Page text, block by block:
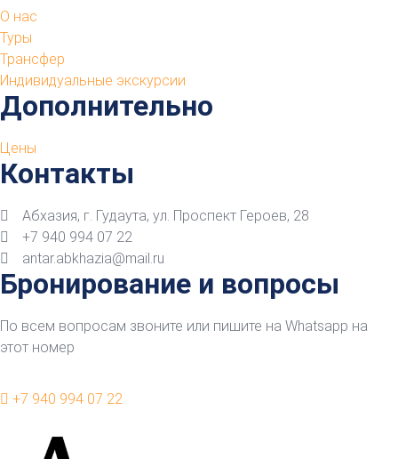
О нас
Туры
Трансфер
Индивидуальные экскурсии
Дополнительно
Цены
Контакты
Абхазия, г. Гудаута, ул. Проспект Героев, 28
+7 940 994 07 22
antar.abkhazia@mail.ru
Бронирование и вопросы
По всем вопросам звоните или пишите на Whatsapp на
этот номер
+7 940 994 07 22